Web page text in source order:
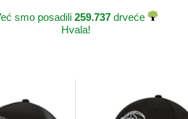
smo posadili 259.737drveće
Hvala!